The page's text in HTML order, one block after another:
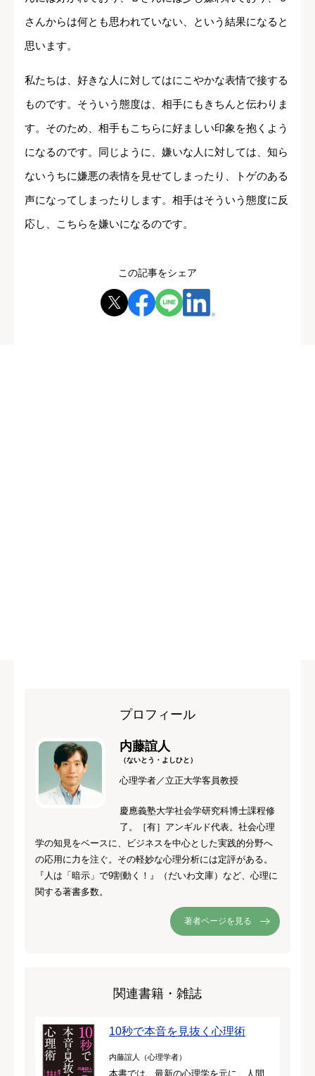
さんからは何とも思われていない、という結果になると
思います。
私たちは、好きな人に対してはにこやかな表情で接する
ものです。そういう態度は、相手にもきちんと伝わりま
す。そのため、相手もこちらに好ましい印象を抱くよう
になるのです。同じように、嫌いな人に対しては、知ら
ないうちに嫌悪の表情を見せてしまったり、トゲのある
声になってしまったりします。相手はそういう態度に反
応し、こちらを嫌いになるのです。
この記事をシェア
プロフィール
内藤誼人
（ないとう・よしひと）
心理学者／立正大学客員教授
慶應義塾大学社会学研究科博士課程修
了。［有］アンギルド代表。社会心理
学の知見をベースに、ビジネスを中心とした実践的分野へ
の応用に力を注ぐ。その軽妙な心理分析には定評がある。
『人は「暗示」で9割動く！』（だいわ文庫）など、心理に
関する著書多数。
著者ページを見る
関連書籍・雑誌
10秒で本音を見抜く心理術
内藤誼人（心理学者）
本書では、最新の心理学を元に、人間